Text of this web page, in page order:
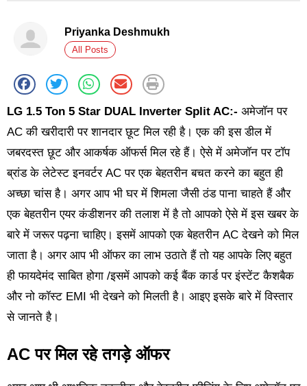
Priyanka Deshmukh
All Posts
LG 1.5 Ton 5 Star DUAL Inverter Split AC:- अमेजॉन पर
AC की खरीदारी पर शानदार छूट मिल रही है। एक की इस डील में
जबरदस्त छूट और आकर्षक ऑफर्स मिल रहे हैं। ऐसे में अमेजॉन पर टॉप
ब्रांड के लेटेस्ट इनवर्टर AC पर एक बेहतरीन बचत करने का बहुत ही
अच्छा चांस है। अगर आप भी घर में शिमला जैसी ठंड पाना चाहते हैं और
एक बेहतरीन एयर कंडीशनर की तलाश में है तो आपको ऐसे में इस खबर के
बारे में जरूर पढ़ना चाहिए। इसमें आपको एक बेहतरीन AC देखने को मिल
जाता है। अगर आप भी ऑफर का लाभ उठाते हैं तो यह आपके लिए बहुत
ही फायदेमंद साबित होगा /इसमें आपको कई बैंक कार्ड पर इंस्टेंट कैशबैक
और नो कॉस्ट EMI भी देखने को मिलती है। आइए इसके बारे में विस्तार
से जानते है।
AC पर मिल रहे तगड़े ऑफर